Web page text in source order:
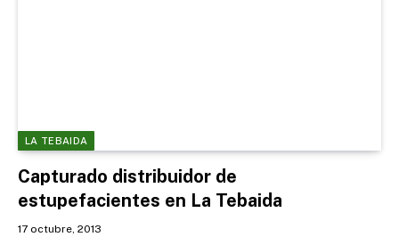
LA TEBAIDA
Capturado distribuidor de
estupefacientes en La Tebaida
17 octubre, 2013